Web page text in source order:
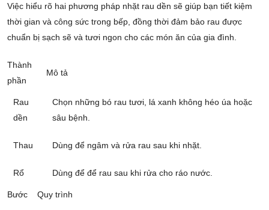
Việc hiểu rõ hai phương pháp nhặt rau dền sẽ giúp bạn tiết kiệm
thời gian và công sức trong bếp, đồng thời đảm bảo rau được
chuẩn bị sạch sẽ và tươi ngon cho các món ăn của gia đình.
Thành
phần
Mô tả
Rau
dền
Chọn những bó rau tươi, lá xanh không héo úa hoặc
sâu bệnh.
Thau Dùng để ngâm và rửa rau sau khi nhặt.
Rổ Dùng để để rau sau khi rửa cho ráo nước.
Bước Quy trình